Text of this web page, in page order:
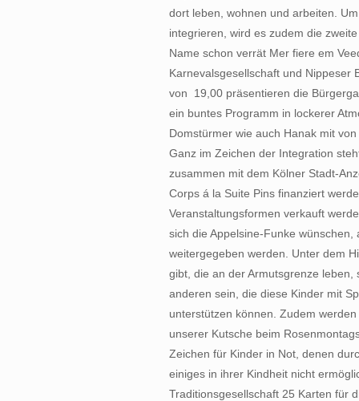
dort leben, wohnen und arbeiten.
integrieren, wird es zudem die
Name schon verrät Mer fiere em
Karnevalsgesellschaft und Nippeser
von  19,00 präsentieren die
ein buntes Programm in lockerer
Domstürmer wie auch Hanak mit
Ganz im Zeichen der Integration
zusammen mit dem Kölner Stadt-
Corps á la Suite Pins finanziert
Veranstaltungsformen verkauft
sich die Appelsine-Funke wünschen,
weitergegeben werden. Unter dem
gibt, die an der Armutsgrenze
anderen sein, die diese Kinder mit
unterstützen können. Zudem
unserer Kutsche beim
Zeichen für Kinder in Not, denen
einiges in ihrer Kindheit nicht
Traditionsgesellschaft 25 Karten für